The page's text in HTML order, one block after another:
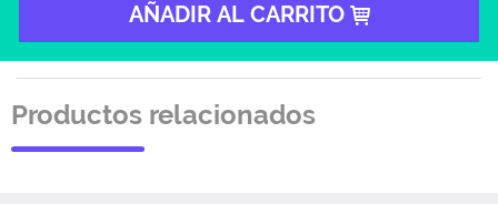
AÑADIR AL CARRITO
Productos relacionados